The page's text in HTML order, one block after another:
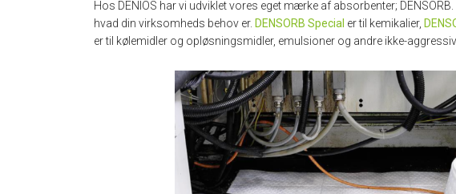
Hos DENIOS har vi udviklet vores eget mærke af absorbenter;
hvad din virksomheds behov er. DENSORB Special er til kemikalier,
er til kølemidler og opløsningsmidler, emulsioner og andre ikke-